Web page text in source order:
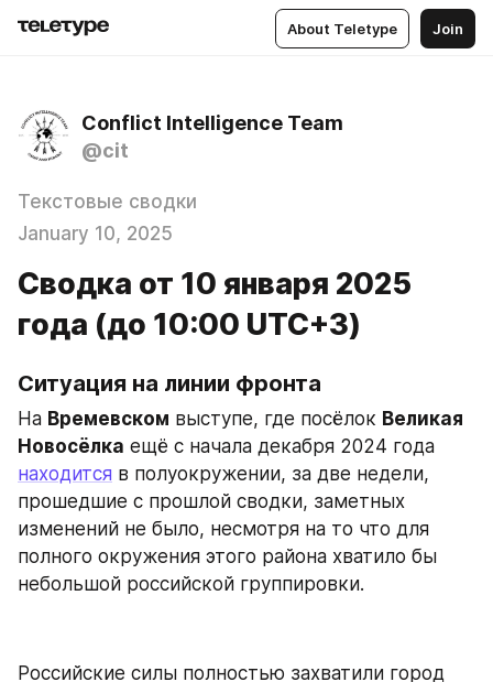
About Teletype Join
Conflict Intelligence Team
@cit
Текстовые сводки
January 10, 2025
Сводка от 10 января 2025
года (до 10:00 UTC+3)
Ситуация на линии фронта
На Времевском выступе, где посёлок Великая
Новосёлка
находится в полуокружении, за две недели,
прошедшие с прошлой сводки, заметных
изменений не было, несмотря на то что для
полного окружения этого района хватило бы
небольшой российской группировки.